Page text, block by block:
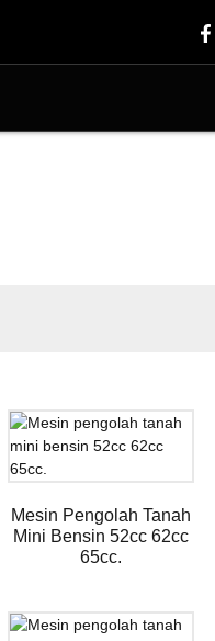
Mesin Pengolah Tanah
Mini Bensin 52cc 62cc
65cc.